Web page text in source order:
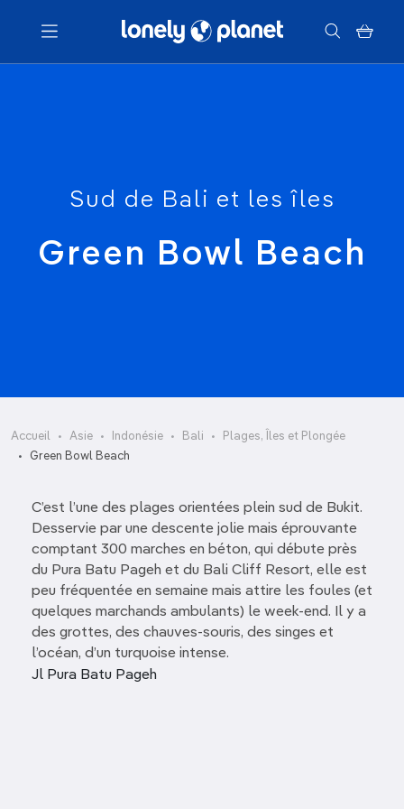
Menu
Sud de Bali et les îles
Green Bowl Beach
Accueil Asie Indonésie Bali
Plages, Îles et Plongée
Green Bowl Beach
C’est l’une des plages orientées plein sud de Bukit.
Desservie par une descente jolie mais éprouvante
comptant 300 marches en béton, qui débute près
du Pura Batu Pageh et du Bali Cliff Resort, elle est
peu fréquentée en semaine mais attire les foules (et
quelques marchands ambulants) le week-end. Il y a
des grottes, des chauves-souris, des singes et
l’océan, d’un turquoise intense.
Jl Pura Batu Pageh